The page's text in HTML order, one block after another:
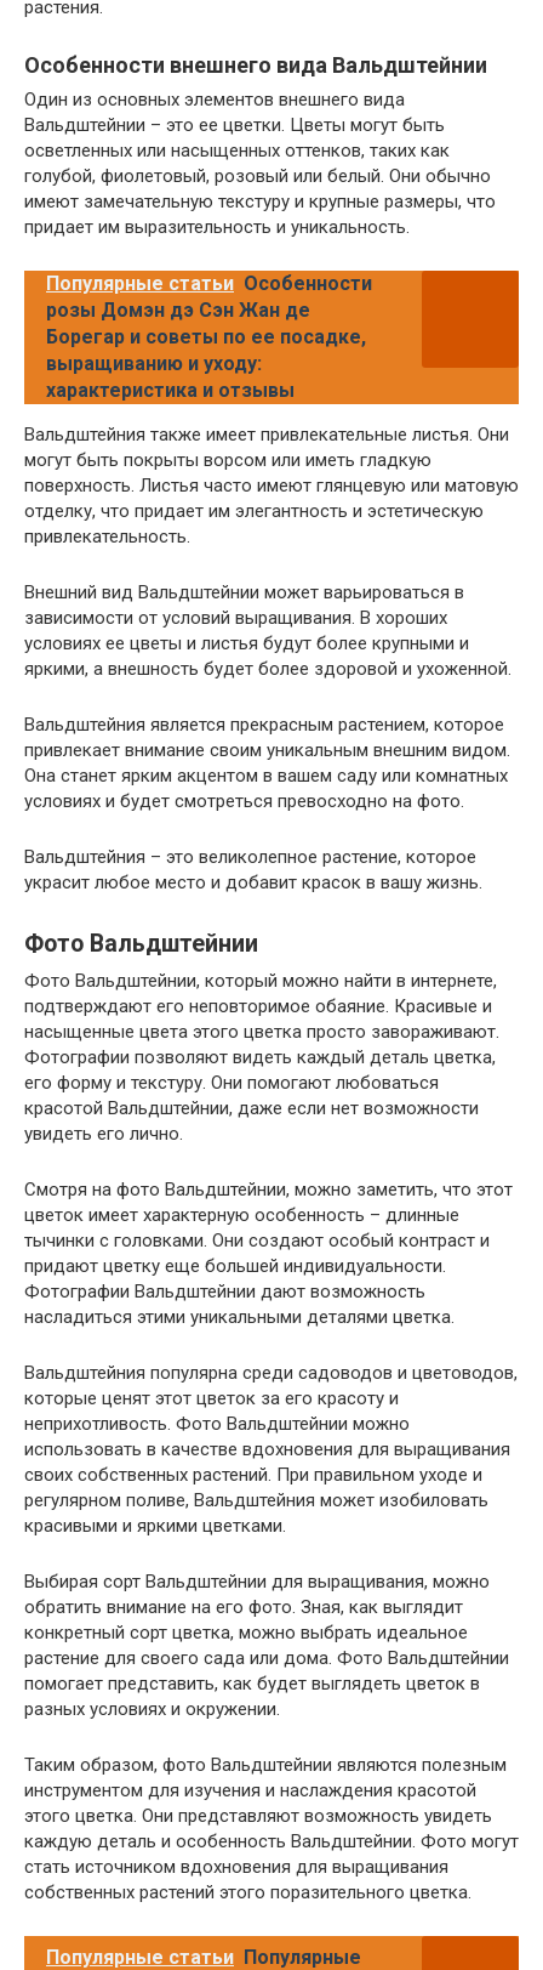
растения.
Особенности внешнего вида Вальдштейнии
Один из основных элементов внешнего вида
Вальдштейнии – это ее цветки. Цветы могут быть
осветленных или насыщенных оттенков, таких как
голубой, фиолетовый, розовый или белый. Они обычно
имеют замечательную текстуру и крупные размеры, что
придает им выразительность и уникальность.
Популярные статьи Особенности
розы Домэн дэ Сэн Жан де
Борегар и советы по ее посадке,
выращиванию и уходу:
характеристика и отзывы
Вальдштейния также имеет привлекательные листья. Они
могут быть покрыты ворсом или иметь гладкую
поверхность. Листья часто имеют глянцевую или матовую
отделку, что придает им элегантность и эстетическую
привлекательность.
Внешний вид Вальдштейнии может варьироваться в
зависимости от условий выращивания. В хороших
условиях ее цветы и листья будут более крупными и
яркими, а внешность будет более здоровой и ухоженной.
Вальдштейния является прекрасным растением, которое
привлекает внимание своим уникальным внешним видом.
Она станет ярким акцентом в вашем саду или комнатных
условиях и будет смотреться превосходно на фото.
Вальдштейния – это великолепное растение, которое
украсит любое место и добавит красок в вашу жизнь.
Фото Вальдштейнии
Фото Вальдштейнии, который можно найти в интернете,
подтверждают его неповторимое обаяние. Красивые и
насыщенные цвета этого цветка просто завораживают.
Фотографии позволяют видеть каждый деталь цветка,
его форму и текстуру. Они помогают любоваться
красотой Вальдштейнии, даже если нет возможности
увидеть его лично.
Смотря на фото Вальдштейнии, можно заметить, что этот
цветок имеет характерную особенность – длинные
тычинки с головками. Они создают особый контраст и
придают цветку еще большей индивидуальности.
Фотографии Вальдштейнии дают возможность
насладиться этими уникальными деталями цветка.
Вальдштейния популярна среди садоводов и цветоводов,
которые ценят этот цветок за его красоту и
неприхотливость. Фото Вальдштейнии можно
использовать в качестве вдохновения для выращивания
своих собственных растений. При правильном уходе и
регулярном поливе, Вальдштейния может изобиловать
красивыми и яркими цветками.
Выбирая сорт Вальдштейнии для выращивания, можно
обратить внимание на его фото. Зная, как выглядит
конкретный сорт цветка, можно выбрать идеальное
растение для своего сада или дома. Фото Вальдштейнии
помогает представить, как будет выглядеть цветок в
разных условиях и окружении.
Таким образом, фото Вальдштейнии являются полезным
инструментом для изучения и наслаждения красотой
этого цветка. Они представляют возможность увидеть
каждую деталь и особенность Вальдштейнии. Фото могут
стать источником вдохновения для выращивания
собственных растений этого поразительного цветка.
Популярные статьи Популярные